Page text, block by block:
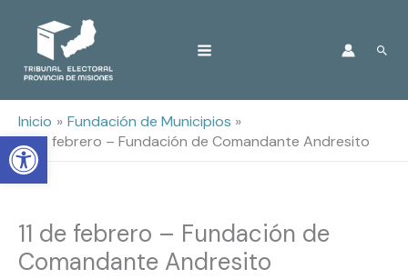
Open toolbar
Inicio
Fundación de Municipios
11 de febrero – Fundación de Comandante Andresito
11 de febrero – Fundación de
Comandante Andresito